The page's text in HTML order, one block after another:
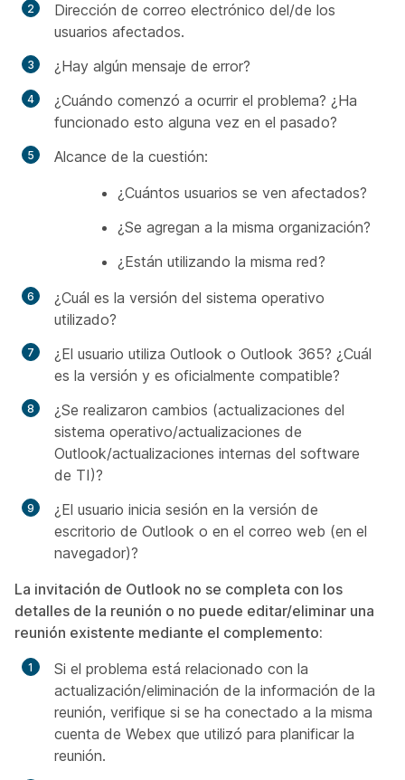
Dirección de correo electrónico del/de los
usuarios afectados.
¿Hay algún mensaje de error?
¿Cuándo comenzó a ocurrir el problema? ¿Ha
funcionado esto alguna vez en el pasado?
Alcance de la cuestión:
¿Cuántos usuarios se ven afectados?
¿Se agregan a la misma organización?
¿Están utilizando la misma red?
¿Cuál es la versión del sistema operativo
utilizado?
¿El usuario utiliza Outlook o Outlook 365? ¿Cuál
es la versión y es oficialmente compatible?
¿Se realizaron cambios (actualizaciones del
sistema operativo/actualizaciones de
Outlook/actualizaciones internas del software
de TI)?
¿El usuario inicia sesión en la versión de
escritorio de Outlook o en el correo web (en el
navegador)?
La invitación de Outlook no se completa con los
detalles de la reunión o no puede editar/eliminar una
reunión existente mediante el complemento:
Si el problema está relacionado con la
actualización/eliminación de la información de la
reunión, verifique si se ha conectado a la misma
cuenta de Webex que utilizó para planificar la
reunión.